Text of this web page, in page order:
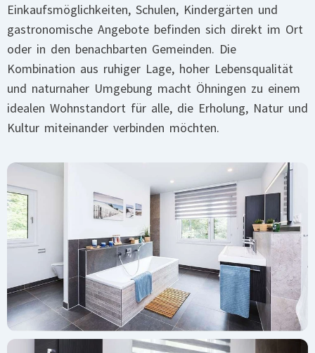
Einkaufsmöglichkeiten, Schulen, Kindergärten und
gastronomische Angebote befinden sich direkt im Ort
oder in den benachbarten Gemeinden. Die
Kombination aus ruhiger Lage, hoher Lebensqualität
und naturnaher Umgebung macht Öhningen zu einem
idealen Wohnstandort für alle, die Erholung, Natur und
Kultur miteinander verbinden möchten.